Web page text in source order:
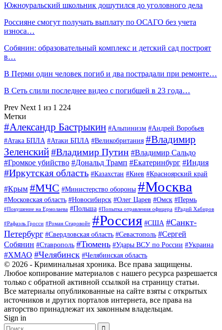
Южноуральский школьник дошутился до уголовного дела
Россияне смогут получать выплату по ОСАГО без учета
износа…
Собянин: образовательный комплекс и детский сад построят
в…
В Перми один человек погиб и два пострадали при ремонте…
В Сеть слили последнее видео с погибшей в 23 года…
Prev Next 1 из 1 224
Метки
#Александр Бастрыкин #Альпинизм #Андрей Воробьев
#Атака БПЛА #Атаки БПЛА #Великобритания #Владимир
Зеленский#Владимир Путин #Владимир Сальдо
#Громкое убийство #Дональд Трамп #Екатеринбург #Индия
#Иркутская область #Казахстан #Киев #Красноярский край
#Крым #МЧС #Министерство обороны #Москва
#Московская область #Новосибирск #Олег Царев #Омск #Пермь
#Покушение на Ермолаева #Польша #Попытка отравления офицера #Радий Хабиров
#Рафаэль Гросси #Роман Старовойт #Россия #США #Санкт-
Петербург #Свердловская область #Севастополь #Сергей
Собянин #Ставрополь #Тюмень #Удары ВСУ по России #Украина
#ХМАО #Челябинск #Челябинская область
© 2026 - Криминальная хроника. Все права защищены.
Любое копирование материалов с нашего ресурса разрешается
только с обратной активной ссылкой на страницу статьи.
Все материалы опубликованные на сайте взяты с открытых
источников и других порталов интернета, все права на
авторство принадлежат их законным владельцам.
Sign in